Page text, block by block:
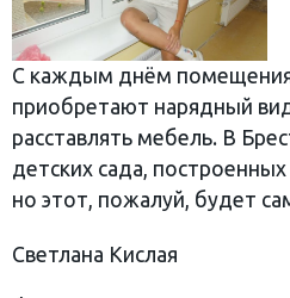
С каждым днём помещения
приобретают нарядный
расставлять мебель. В
детских сада,
но этот, пожалуй, будет
Светлана Кислая